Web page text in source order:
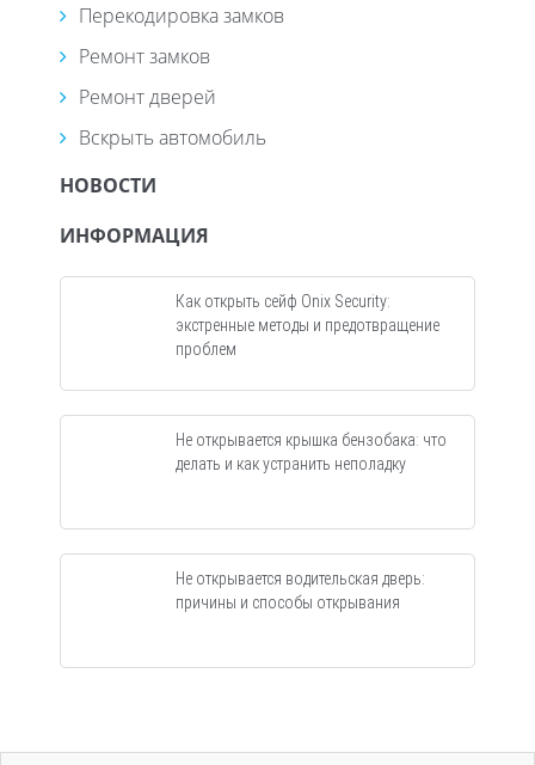
Перекодировка замков
Ремонт замков
Ремонт дверей
Вскрыть автомобиль
НОВОСТИ
ИНФОРМАЦИЯ
Как открыть сейф Onix Security:
экстренные методы и предотвращение
проблем
Не открывается крышка бензобака: что
делать и как устранить неполадку
Не открывается водительская дверь:
причины и способы открывания